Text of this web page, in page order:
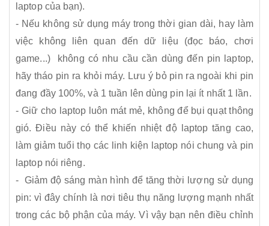
laptop của bạn).
- Nếu không sử dụng máy trong thời gian dài, hay làm
việc không liên quan đến dữ liệu (đọc báo, chơi
game...) không có nhu cầu cần dùng đến pin laptop,
hãy tháo pin ra khỏi máy. Lưu ý bỏ pin ra ngoài khi pin
đang đầy 100%, và 1 tuần lên dùng pin lại ít nhất 1 lần.
- Giữ cho laptop luôn mát mẻ, không để bụi quạt thông
gió. Điều này có thể khiến nhiệt độ laptop tăng cao,
làm giảm tuổi thọ các linh kiện laptop nói chung và pin
laptop nói riêng.
- Giảm độ sáng màn hình để tăng thời lượng sử dụng
pin: vì đây chính là nơi tiêu thụ năng lượng mạnh nhất
trong các bộ phận của máy. Vì vậy bạn nên điều chỉnh